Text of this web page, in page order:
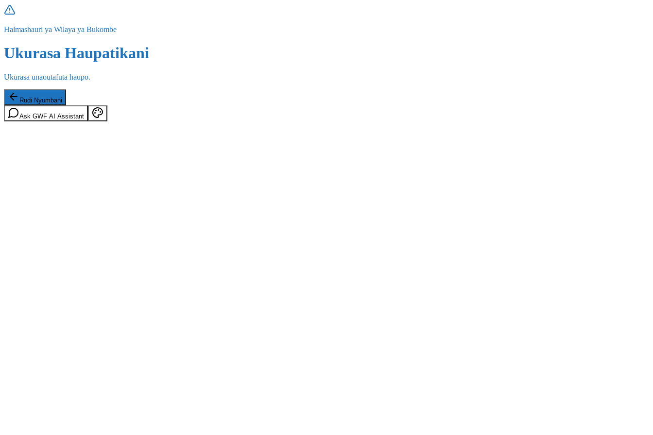
Halmashauri ya Wilaya ya Bukombe
Ukurasa Haupatikani
Ukurasa unaoutafuta haupo.
Rudi Nyumbani
Ask GWF AI Assistant